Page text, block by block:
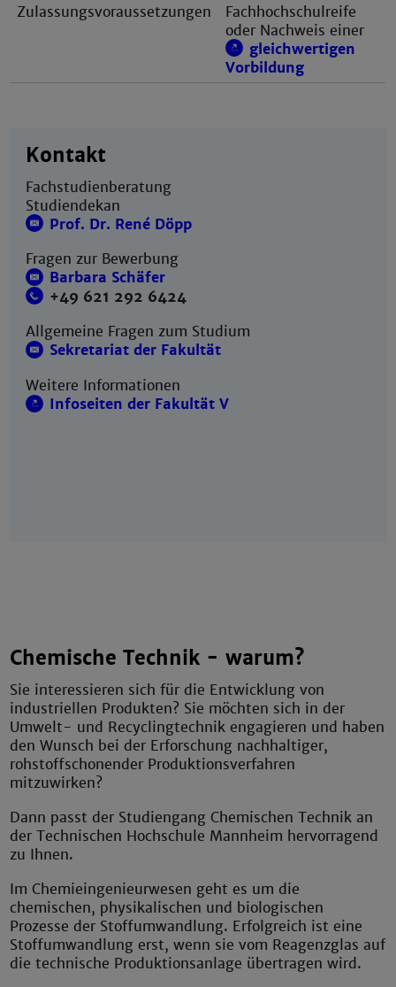
Zulassungsvoraussetzungen
Fachhochschulreife
oder Nachweis einer
gleichwertigen
Vorbildung
Kontakt
Fachstudienberatung
Studiendekan
Prof. Dr. René Döpp
Fragen zur Bewerbung
Barbara Schäfer
+49 621 292 6424
Allgemeine Fragen zum Studium
Sekretariat der Fakultät
Weitere Informationen
Infoseiten der Fakultät V
Chemische Technik - warum?
Sie interessieren sich für die Entwicklung von
industriellen Produkten? Sie möchten sich in der
Umwelt- und Recyclingtechnik engagieren und haben
den Wunsch bei der Erforschung nachhaltiger,
rohstoffschonender Produktionsverfahren
mitzuwirken?
Dann passt der Studiengang Chemischen Technik an
der Technischen Hochschule Mannheim hervorragend
zu Ihnen.
Im Chemieingenieurwesen geht es um die
chemischen, physikalischen und biologischen
Prozesse der Stoffumwandlung. Erfolgreich ist eine
Stoffumwandlung erst, wenn sie vom Reagenzglas auf
die technische Produktionsanlage übertragen wird.